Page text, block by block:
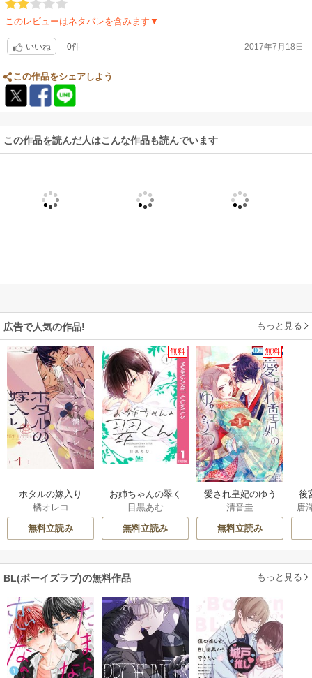
このレビューはネタバレを含みます▼
いいね 0件 2017年7月18日
この作品をシェアしよう
この作品を読んだ人はこんな作品も読んでいます
広告で人気の作品! もっと見る
ホタルの嫁入り
橘オレコ
無料立読み
無料
お姉ちゃんの翠く
ん
目黒あむ
無料立読み
無料
愛され皇妃のゆう
うつ
清音圭
無料立読み
後
は
唐
BL(ボーイズラブ)の無料作品 もっと見る